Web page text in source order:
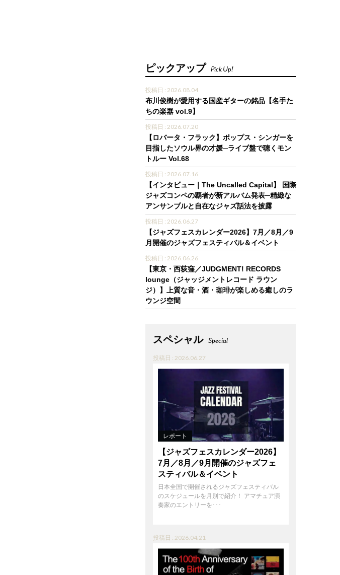
ピックアップ Pick Up!
投稿日 : 2026.08.04
布川俊樹が愛用する国産ギターの銘品【名手た
ちの楽器 vol.9】
投稿日 : 2026.07.20
【ロバータ・フラック】ポップス・シンガーを
目指したソウル界の才媛─ライブ盤で聴くモン
トルー Vol.68
投稿日 : 2026.07.16
【インタビュー｜The Uncalled Capital】 国際
ジャズコンペの覇者が新アルバム発表─精緻な
アンサンブルと自在なジャズ話法を披露
投稿日 : 2026.06.27
【ジャズフェスカレンダー2026】7月／8月／9
月開催のジャズフェスティバル＆イベント
投稿日 : 2026.06.26
【東京・西荻窪／JUDGMENT! RECORDS
lounge（ジャッジメントレコード ラウン
ジ）】上質な音・酒・珈琲が楽しめる癒しのラ
ウンジ空間
スペシャル Special
投稿日 : 2026.06.27
レポート
【ジャズフェスカレンダー2026】
7月／8月／9月開催のジャズフェ
スティバル＆イベント
日本全国で開催されるジャズフェスティバル
のスケジュールを月別で紹介！ アマチュア演
奏家のエントリーを･･･
投稿日 : 2026.04.21